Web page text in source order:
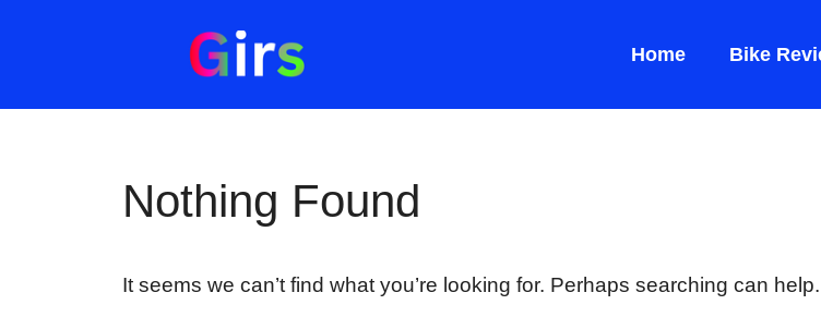
Home Bike
Nothing Found
It seems we can’t find what you’re looking for. Perhaps searching can help.